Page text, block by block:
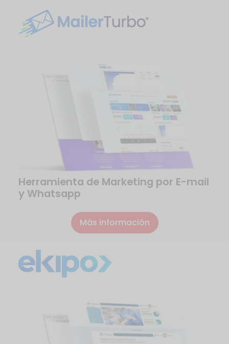
Herramienta de Marketing por E-mail
y Whatsapp
Más información